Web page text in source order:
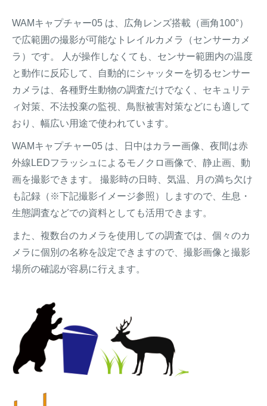
WAMキャプチャー05 は、広角レンズ搭載（画角100°）
で広範囲の撮影が可能なトレイルカメラ（センサーカメ
ラ）です。 人が操作しなくても、センサー範囲内の温度
と動作に反応して、自動的にシャッターを切るセンサー
カメラは、各種野生動物の調査だけでなく、セキュリテ
ィ対策、不法投棄の監視、鳥獣被害対策などにも適して
おり、幅広い用途で使われています。
WAMキャプチャー05 は、日中はカラー画像、夜間は赤
外線LEDフラッシュによるモノクロ画像で、静止画、動
画を撮影できます。 撮影時の日時、気温、月の満ち欠け
も記録（※下記撮影イメージ参照）しますので、生息・
生態調査などでの資料としても活用できます。
また、複数台のカメラを使用しての調査では、個々のカ
メラに個別の名称を設定できますので、撮影画像と撮影
場所の確認が容易に行えます。